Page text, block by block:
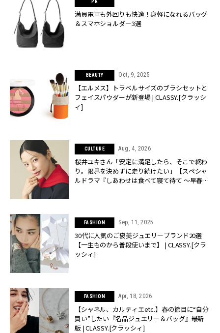
満員電車も外回りも快適！身軽になれるバッグ
＆スマホショルダー3選
BEAUTY Oct, 9, 2025
【エルメス】トラベルサイズのブラシセットと
フェイスパウダーが新登場 | CLASSY.[クラッシ
ィ]
CULTURE Aug, 4, 2026
桜井ユキさん「安定に満足したら、そこで終わ
り。限界を決めずに走り続けたい」【スペシャ
ルドラマ『しあわせは食べて寝て待て ～早春の
FASHION Sep, 11, 2025
30代に人気のご褒美ジュエリーブランド20選
【一生ものから普段使いまで】 | CLASSY.[クラ
ッシィ]
FASHION Apr, 18, 2026
【シャネル、カルティエetc.】春の節目に“自分
買い”したい『名品ジュエリー＆バッグ』最新
版 | CLASSY.[クラッシィ]